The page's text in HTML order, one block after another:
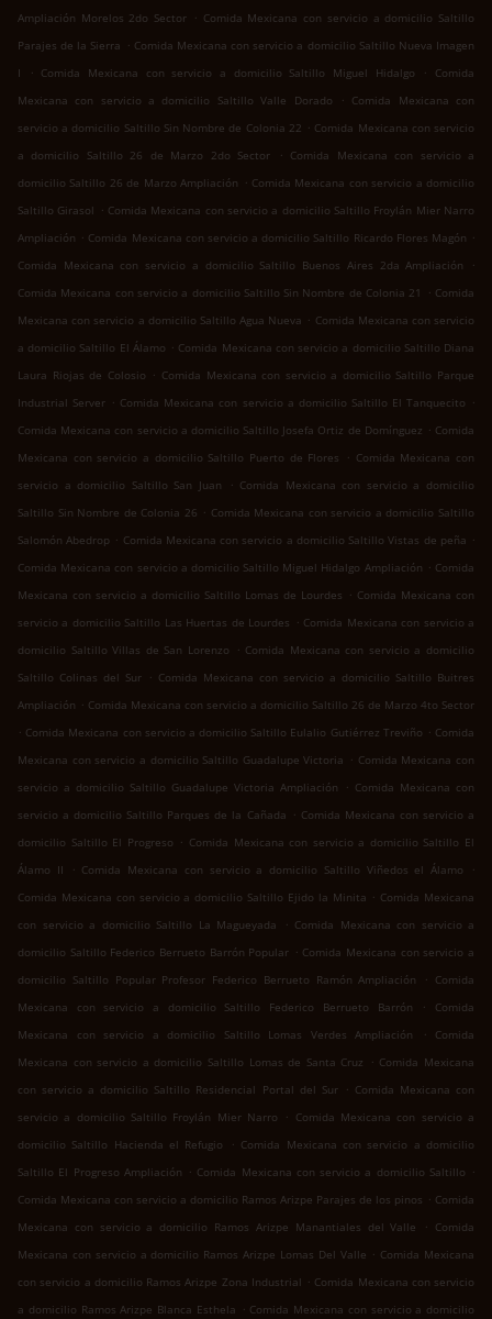
Ampliación Morelos 2do Sector . Comida Mexicana con servicio a domicilio Saltillo
Parajes de la Sierra . Comida Mexicana con servicio a domicilio Saltillo Nueva Imagen
I
. Comida Mexicana con servicio a domicilio Saltillo Miguel Hidalgo .
Comida
Mexicana con servicio a domicilio Saltillo Valle Dorado
. Comida Mexicana con
servicio a domicilio Saltillo Sin Nombre de Colonia 22 . Comida Mexicana con servicio
a domicilio Saltillo 26 de Marzo 2do Sector
. Comida Mexicana con servicio a
domicilio Saltillo 26 de Marzo Ampliación . Comida Mexicana con servicio a domicilio
Saltillo Girasol . Comida Mexicana con servicio a domicilio Saltillo Froylán Mier Narro
Ampliación . Comida Mexicana con servicio a domicilio Saltillo Ricardo Flores Magón .
Comida Mexicana con servicio a domicilio Saltillo Buenos Aires 2da Ampliación
.
Comida Mexicana con servicio a domicilio Saltillo Sin Nombre de Colonia 21
. Comida
Mexicana con servicio a domicilio Saltillo Agua Nueva . Comida Mexicana con servicio
a domicilio Saltillo El Álamo . Comida Mexicana con servicio a domicilio Saltillo Diana
Laura Riojas de Colosio . Comida Mexicana con servicio a domicilio Saltillo Parque
Industrial Server . Comida Mexicana con servicio a domicilio Saltillo El Tanquecito .
Comida Mexicana con servicio a domicilio Saltillo Josefa Ortiz de Domínguez . Comida
Mexicana con servicio a domicilio Saltillo Puerto de Flores
. Comida Mexicana con
servicio a domicilio Saltillo San Juan
. Comida Mexicana con servicio a domicilio
Saltillo Sin Nombre de Colonia 26 . Comida Mexicana con servicio a domicilio Saltillo
Salomón Abedrop . Comida Mexicana con servicio a domicilio Saltillo Vistas de peña .
Comida Mexicana con servicio a domicilio Saltillo Miguel Hidalgo Ampliación . Comida
Mexicana con servicio a domicilio Saltillo Lomas de Lourdes . Comida Mexicana con
servicio a domicilio Saltillo Las Huertas de Lourdes . Comida Mexicana con servicio a
domicilio Saltillo Villas de San Lorenzo
. Comida Mexicana con servicio a domicilio
Saltillo Colinas del Sur . Comida Mexicana con servicio a domicilio Saltillo Buitres
Ampliación . Comida Mexicana con servicio a domicilio Saltillo 26 de Marzo 4to Sector
. Comida Mexicana con servicio a domicilio Saltillo Eulalio Gutiérrez Treviño . Comida
Mexicana con servicio a domicilio Saltillo Guadalupe Victoria . Comida Mexicana con
servicio a domicilio Saltillo Guadalupe Victoria Ampliación
. Comida Mexicana con
servicio a domicilio Saltillo Parques de la Cañada . Comida Mexicana con servicio a
domicilio Saltillo El Progreso . Comida Mexicana con servicio a domicilio Saltillo El
Álamo II
. Comida Mexicana con servicio a domicilio Saltillo Viñedos el Álamo
.
Comida Mexicana con servicio a domicilio Saltillo Ejido la Minita . Comida Mexicana
con servicio a domicilio Saltillo La Magueyada
. Comida Mexicana con servicio a
domicilio Saltillo Federico Berrueto Barrón Popular . Comida Mexicana con servicio a
domicilio Saltillo Popular Profesor Federico Berrueto Ramón Ampliación
. Comida
Mexicana con servicio a domicilio Saltillo Federico Berrueto Barrón
.
Comida
Mexicana con servicio a domicilio Saltillo Lomas Verdes Ampliación
.
Comida
Mexicana con servicio a domicilio Saltillo Lomas de Santa Cruz
. Comida Mexicana
con servicio a domicilio Saltillo Residencial Portal del Sur . Comida Mexicana con
servicio a domicilio Saltillo Froylán Mier Narro
. Comida Mexicana con servicio a
domicilio Saltillo Hacienda el Refugio
. Comida Mexicana con servicio a domicilio
Saltillo El Progreso Ampliación . Comida Mexicana con servicio a domicilio Saltillo .
Comida Mexicana con servicio a domicilio Ramos Arizpe Parajes de los pinos . Comida
Mexicana con servicio a domicilio Ramos Arizpe Manantiales del Valle
. Comida
Mexicana con servicio a domicilio Ramos Arizpe Lomas Del Valle . Comida Mexicana
con servicio a domicilio Ramos Arizpe Zona Industrial . Comida Mexicana con servicio
a domicilio Ramos Arizpe Blanca Esthela . Comida Mexicana con servicio a domicilio